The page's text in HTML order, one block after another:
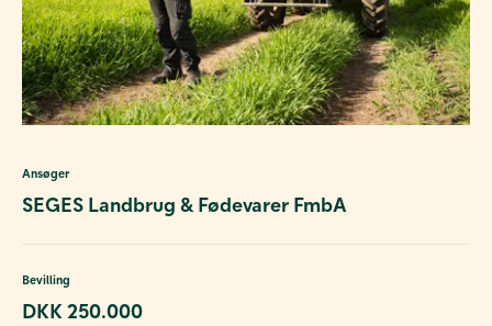
Ansøger
SEGES Landbrug & Fødevarer FmbA
Bevilling
DKK 250.000